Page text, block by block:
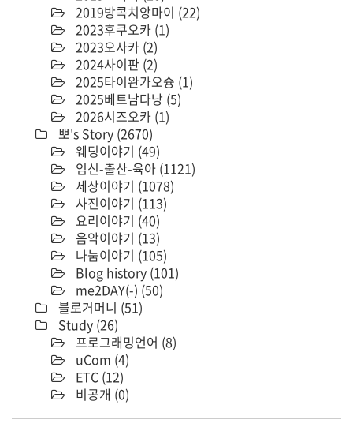
2019방콕치앙마이 (22)
2023후쿠오카 (1)
2023오사카 (2)
2024사이판 (2)
2025타이완가오슝 (1)
2025베트남다낭 (5)
2026시즈오카 (1)
뽀's Story (2670)
웨딩이야기 (49)
임신-출산-육아 (1121)
세상이야기 (1078)
사진이야기 (113)
요리이야기 (40)
음악이야기 (13)
나눔이야기 (105)
Blog history (101)
me2DAY(-) (50)
블로거머니 (51)
Study (26)
프로그래밍언어 (8)
uCom (4)
ETC (12)
비공개 (0)